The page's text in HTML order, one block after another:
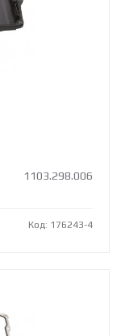
1103.298.006
Код: 176243-4